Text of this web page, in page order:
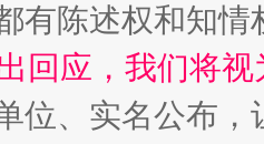
有陈述权和知情
回应，我们将
位、实名公布